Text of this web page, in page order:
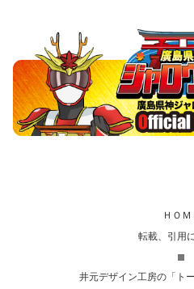
ＨＯＭ
転載、引用
井元デザイン工房の「ト